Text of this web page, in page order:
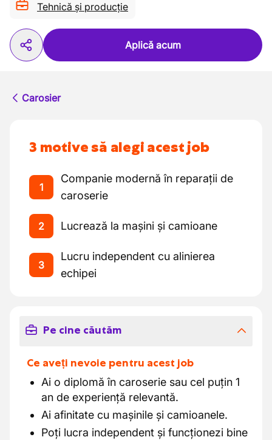
Tehnică și producție
Aplică acum
Carosier
3 motive să alegi acest job
1
Companie modernă în reparații de
caroserie
2 Lucrează la mașini și camioane
3
Lucru independent cu alinierea
echipei
Pe cine căutăm
Ce aveți nevoie pentru acest job
Ai o diplomă în caroserie sau cel puțin 1
an de experiență relevantă.
Ai afinitate cu mașinile și camioanele.
Poți lucra independent și funcționezi bine